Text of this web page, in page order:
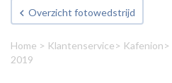
Overzicht fotowedstrijd
Home > Klantenservice> Kafenion>
2019